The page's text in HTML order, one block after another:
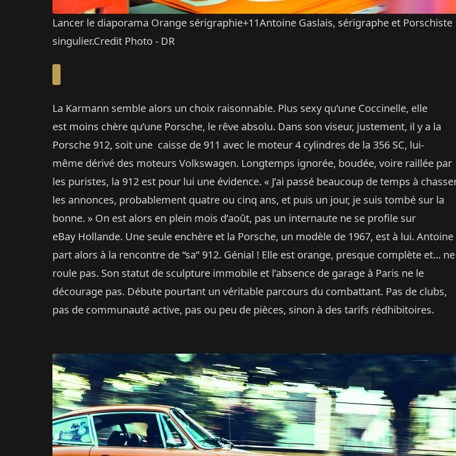
Lancer le diaporama Orange sérigraphie+11Antoine Gaslais, sérigraphe et Porschiste
singulier.Credit Photo - DR
La Karmann semble alors un choix raisonnable. Plus sexy qu’une Coccinelle, elle
est moins chère qu’une Porsche, le rêve absolu. Dans son viseur, justement, il y a la
Porsche 912, soit une caisse de 911 avec le moteur 4 cylindres de la 356 SC, lui-
même dérivé des moteurs Volkswagen. Longtemps ignorée, boudée, voire raillée par
les puristes, la 912 est pour lui une évidence. « J’ai passé beaucoup de temps à
les annonces, probablement quatre ou cinq ans, et puis un jour, je suis tombé sur la
bonne. » On est alors en plein mois d’août, pas un internaute ne se profile sur
eBay Hollande. Une seule enchère et la Porsche, un modèle de 1967, est à lui. Antoine
part alors à la rencontre de “sa” 912. Génial ! Elle est orange, presque complète et... ne
roule pas. Son statut de sculpture immobile et l’absence de garage à Paris ne le
décourage pas. Débute pourtant un véritable parcours du combattant. Pas de clubs,
pas de communauté active, pas ou peu de pièces, sinon à des tarifs rédhibitoires.